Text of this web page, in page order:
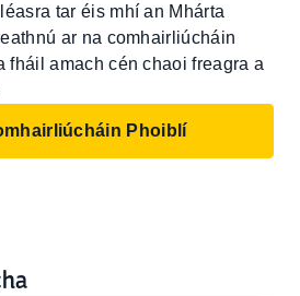
tar éis mhí an Mhárta
ar na comhairliúcháin
fháil amach cén chaoi freagra a
Phoiblí